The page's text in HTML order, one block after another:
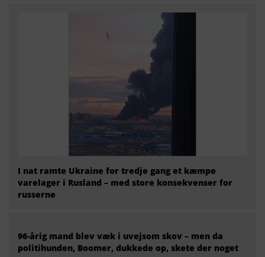
I nat ramte Ukraine for tredje gang et kæmpe
varelager i Rusland – med store konsekvenser for
russerne
96-årig mand blev væk i uvejsom skov – men da
politihunden, Boomer, dukkede op, skete der noget